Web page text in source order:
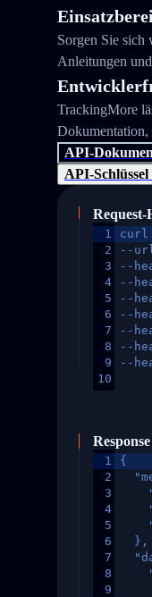
Sorgen Sie sich
Anleitungen
TrackingMore
Dokumentation,
API-
API-
Request-
1
2
3
4
5
6
7
8
9
10
curl
--url
--
--
--
--
--
--
--
Response
1
2
3
4
5
6
7
8
9
{
  },